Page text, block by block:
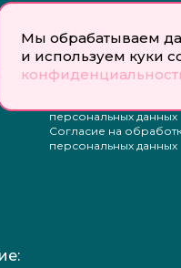
Мы обрабатываем
и используем куки
Пользовательское
соглашение
Политика
персональных данных
Согласие на
персональных данных